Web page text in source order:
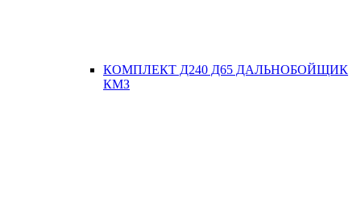
КОМПЛЕКТ Д240 Д65 ДАЛЬНОБОЙЩИК
КМЗ